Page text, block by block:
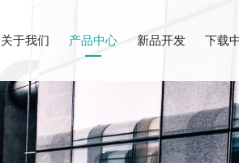
关于我们 产品中心 新品开发 下载